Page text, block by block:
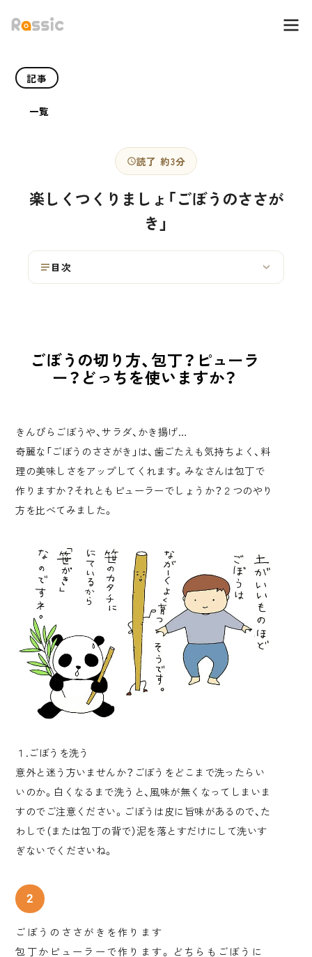
記事
一覧
読了 約3分
楽しくつくりましょ「ごぼうのささが
き」
目次 ›
ごぼうの切り方、包丁？ピューラ
ー？どっちを使いますか？
きんぴらごぼうや、サラダ、かき揚げ…
奇麗な「ごぼうのささがき」は、歯ごたえも気持ちよく、料
理の美味しさをアップしてくれます。みなさんは包丁で
作りますか？それともピューラーでしょうか？２つのやり
方を比べてみました。
１.ごぼうを洗う
意外と迷う方いませんか？ごぼうをどこまで洗ったらい
いのか。白くなるまで洗うと、風味が無くなってしまいま
すのでご注意ください。ごぼうは皮に旨味があるので、た
わしで（または包丁の背で）泥を落とすだけにして洗いす
ぎないでくださいね。
ごぼうのささがきを作ります
包丁かピューラーで作ります。どちらもごぼうに